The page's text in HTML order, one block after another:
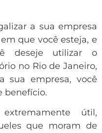
a sua empresa
que você esteja, e
deseje utilizar o
no Rio de Janeiro,
sua empresa, você
benefício.
útil,
que moram de